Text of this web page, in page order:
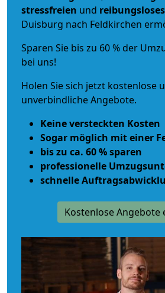
stressfreien und reibungsloses
Duisburg nach Feldkirchen
Sparen Sie bis zu 60 % der
bei uns!
Holen Sie sich jetzt kostenlose
unverbindliche Angebote.
Keine versteckten Kosten
Sogar möglich mit einer
bis zu ca. 60 % sparen
professionelle
schnelle
Kostenlose Angebote